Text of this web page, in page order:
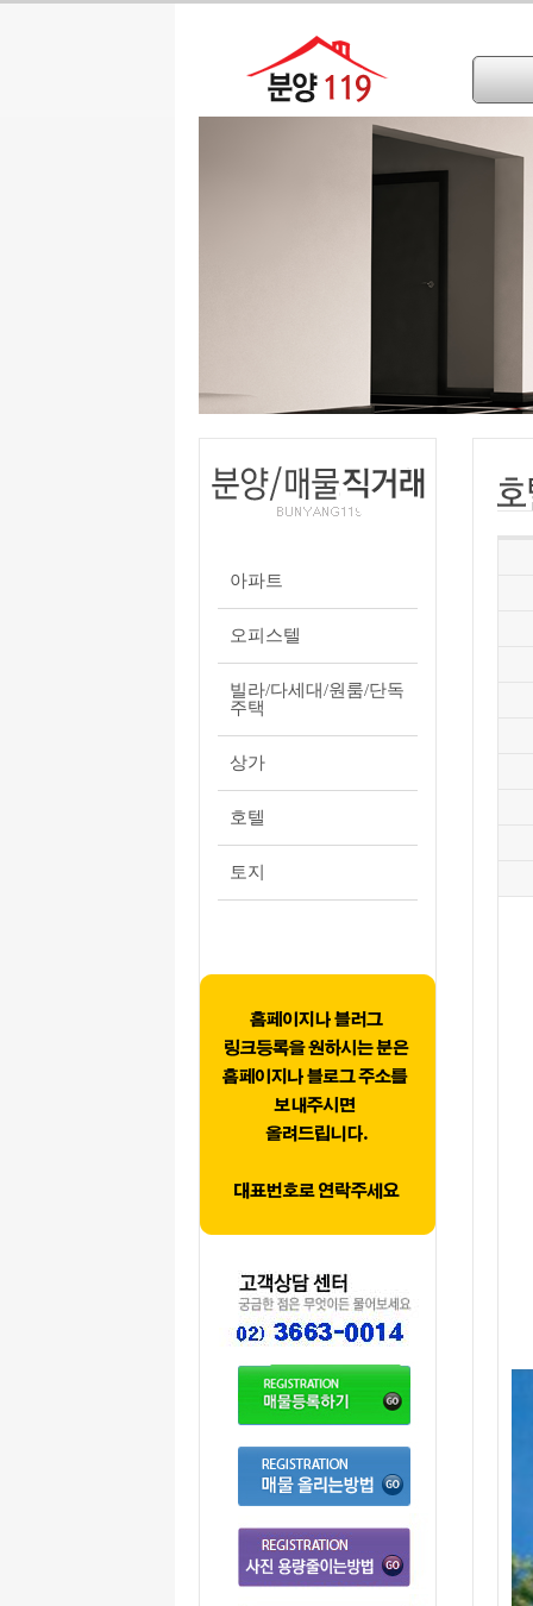
아파트
오피스텔
빌라/다세대/원룸/단독
주택
상가
호텔
토지